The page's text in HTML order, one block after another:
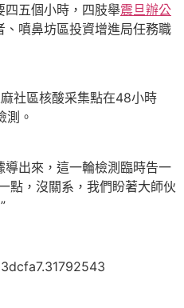
四五個小時，四肢舉震旦辦公
、噴鼻坊區投資增進局任務職
區核酸采集點在48小時
測。
出來，這一輪檢測臨時告一
點，沒關系，我們盼著大師伙